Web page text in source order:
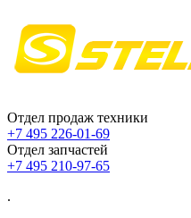
Отдел продаж техники
+7 495 226-01-69
Отдел запчастей
+7 495 210-97-65
.